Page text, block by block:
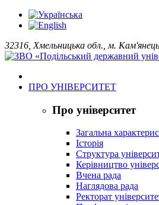
32316, Хмельницька обл., м.
ПРО УНІВЕРСИТЕТ
Про університет
Загальна
Історія
Структура
Керівництво
Вчена рада
Наглядова рада
Ректорат